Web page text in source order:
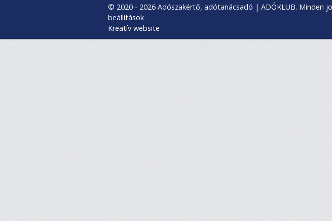
© 2020 - 2026 Adószakértő, adótanácsadó | ADÓKLUB. Minden
beállítások
Kreatív website